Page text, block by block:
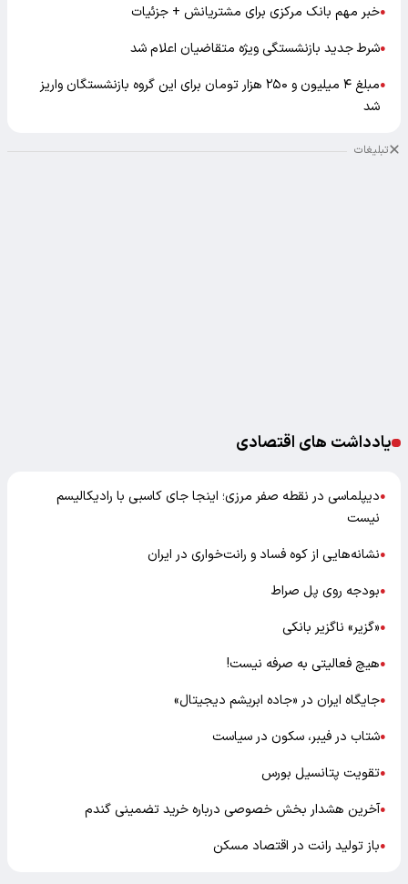
●خبر مهم بانک مرکزی برای مشتریانش + جزئیات
●شرط جدید بازنشستگی ویژه متقاضیان اعلام شد
●
مبلغ ۴ میلیون و ۲۵۰ هزار تومان برای این گروه بازنشستگان واریز
شد
تبلیغات
یادداشت های اقتصادی
●دیپلماسی در نقطه صفر مرزی؛ اینجا جای کاسبی با رادیکالیسم
نیست
●نشانه‌هایی از کوه فساد و رانت‌خواری در ایران
●بودجه روی پل صراط
●«گزیر» ناگزیر بانکی
●هیچ فعالیتی به صرفه نیست!
●جایگاه ایران در «جاده ابریشم دیجیتال»
●شتاب در فیبر، سکون در سیاست
●تقویت پتانسیل بورس
●آخرین هشدار بخش خصوصی درباره خرید تضمینی گندم
●باز تولید رانت در اقتصاد مسکن